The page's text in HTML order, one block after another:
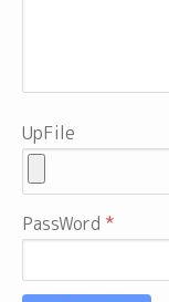
UpFile
PassWord